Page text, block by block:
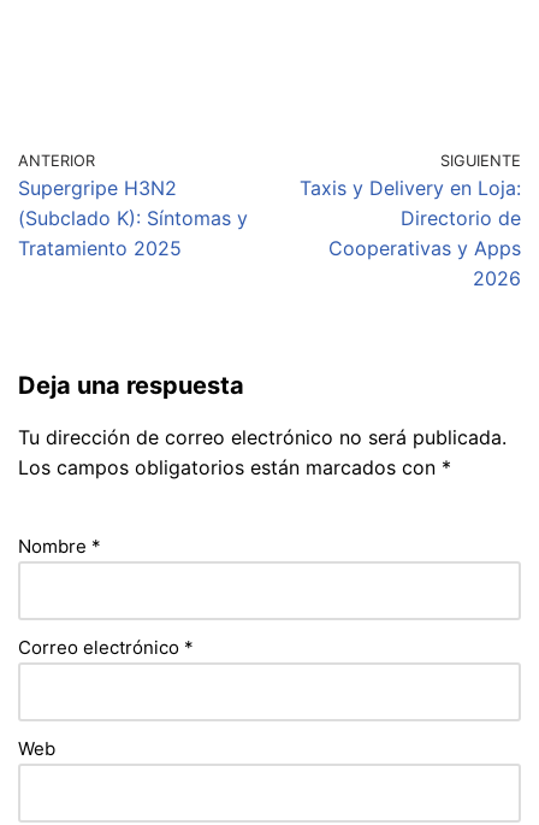
ANTERIOR
Supergripe H3N2
(Subclado K): Síntomas y
Tratamiento 2025
SIGUIENTE
Taxis y Delivery en Loja:
Directorio de
Cooperativas y Apps
2026
Deja una respuesta
Tu dirección de correo electrónico no será publicada.
Los campos obligatorios están marcados con *
Nombre *
Correo electrónico *
Web